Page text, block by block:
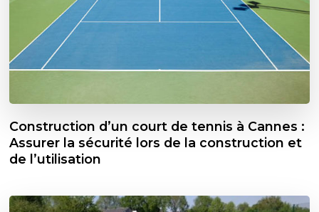
Construction d’un court de tennis à Cannes :
Assurer la sécurité lors de la construction et
de l’utilisation